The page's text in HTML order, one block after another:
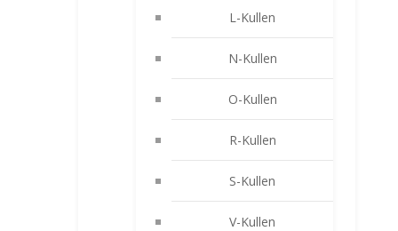
L-Kullen
N-Kullen
O-Kullen
R-Kullen
S-Kullen
V-Kullen